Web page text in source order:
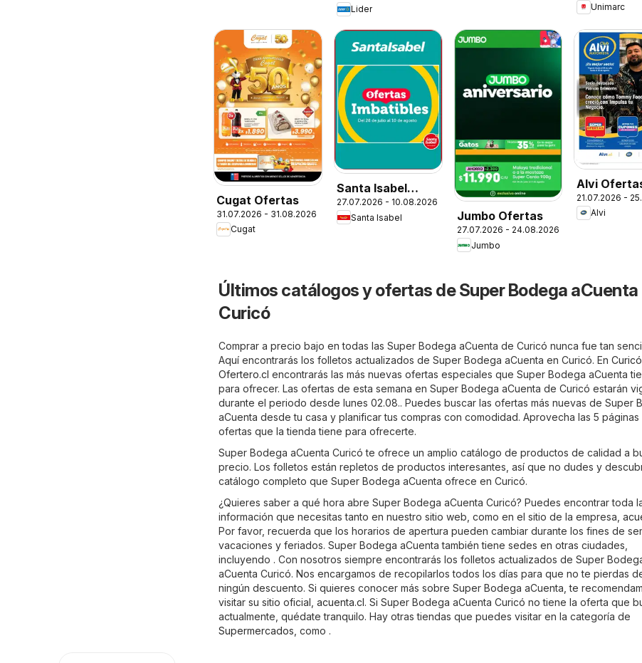
Lider
Unimarc
Cugat Ofertas
31.07.2026 - 31.08.2026
Cugat
Santa Isabel
Ofertas
27.07.2026 - 10.08.2026
Santa Isabel
Jumbo Ofertas
27.07.2026 - 24.08.2026
Jumbo
Alvi
21.07.2026 -
Alvi
Últimos catálogos y ofertas de Super Bodega aCuenta
Curicó
Comprar a precio bajo en todas las Super Bodega aCuenta de Curicó nunca fue tan
Aquí encontrarás los folletos actualizados de Super Bodega aCuenta en Curicó. En
Ofertero.cl encontrarás las más nuevas ofertas especiales que Super Bodega aCuenta
para ofrecer. Las ofertas de esta semana en Super Bodega aCuenta de Curicó estarán
durante el periodo desde lunes 02.08.. Puedes buscar las ofertas más nuevas de Super
aCuenta desde tu casa y planificar tus compras con comodidad. Aprovecha las 5 páginas
ofertas que la tienda tiene para ofrecerte.
Super Bodega aCuenta Curicó te ofrece un amplio catálogo de productos de calidad a
precio. Los folletos están repletos de productos interesantes, así que no dudes y
catálogo completo que Super Bodega aCuenta ofrece en Curicó.
¿Quieres saber a qué hora abre Super Bodega aCuenta Curicó? Puedes encontrar toda
información que necesitas tanto en nuestro sitio web, como en el sitio de la empresa,
Por favor, recuerda que los horarios de apertura pueden cambiar durante los fines de
vacaciones y feriados. Super Bodega aCuenta también tiene sedes en otras ciudades,
incluyendo . Con nosotros siempre encontrarás los folletos actualizados de Super
aCuenta Curicó. Nos encargamos de recopilarlos todos los días para que no te pierdas
ningún descuento. Si quieres conocer más sobre Super Bodega aCuenta, te
visitar su sitio oficial, acuenta.cl. Si Super Bodega aCuenta Curicó no tiene la oferta que
actualmente, quédate tranquilo. Hay otras tiendas que puedes visitar en la categoría de
Supermercados, como .